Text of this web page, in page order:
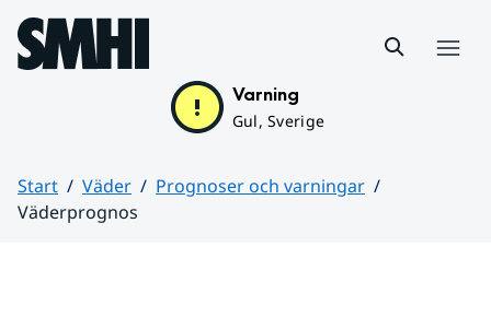
Hoppa till sidans innehåll
Varning
Gul, Sverige
Start Väder
Prognoser och varningar
Väderprognos